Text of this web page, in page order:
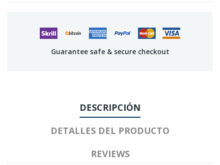
Guarantee safe & secure checkout
DESCRIPCIÓN
DETALLES DEL PRODUCTO
REVIEWS